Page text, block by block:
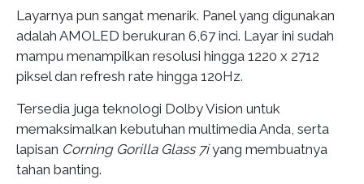
Layarnya pun sangat menarik. Panel yang digunakan
adalah AMOLED berukuran 6,67 inci. Layar ini sudah
mampu menampilkan resolusi hingga 1220 x 2712
piksel dan refresh rate hingga 120Hz.
Tersedia juga teknologi Dolby Vision untuk
memaksimalkan kebutuhan multimedia Anda, serta
lapisan Corning Gorilla Glass 7iyang membuatnya
tahan banting.